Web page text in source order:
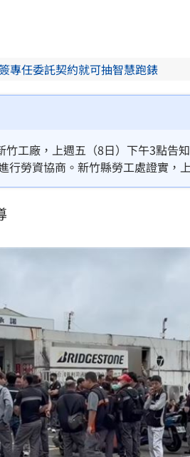
慘叫 23:54
里！ 23:47
起死
長抱 23:25
疣」
18:15
專任委託契約就可抽智慧跑錶
工廠，上週五（8日）下午3點告
行勞資協商。新竹縣勞工處證實，